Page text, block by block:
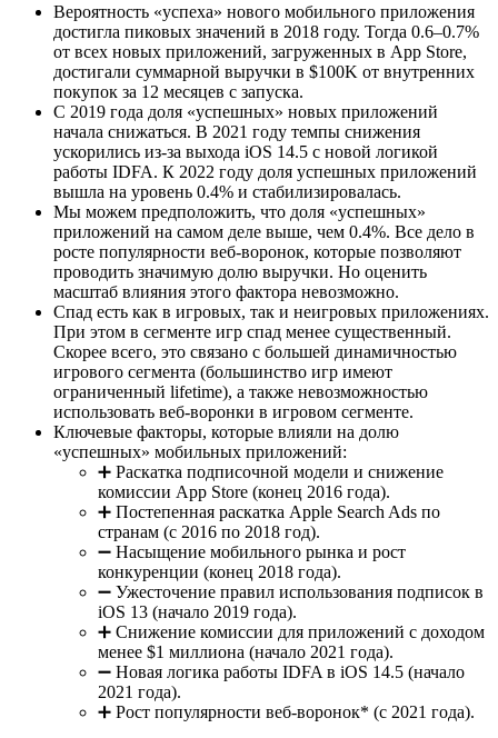
Вероятность «успеха» нового мобильного приложения
достигла пиковых значений в 2018 году. Тогда 0.6–0.7%
от всех новых приложений, загруженных в App Store,
достигали суммарной выручки в $100K от внутренних
покупок за 12 месяцев с запуска.
С 2019 года доля «успешных» новых приложений
начала снижаться. В 2021 году темпы снижения
ускорились из-за выхода iOS 14.5 с новой логикой
работы IDFA. К 2022 году доля успешных приложений
вышла на уровень 0.4% и стабилизировалась.
Мы можем предположить, что доля «успешных»
приложений на самом деле выше, чем 0.4%. Все дело в
росте популярности веб-воронок, которые позволяют
проводить значимую долю выручки. Но оценить
масштаб влияния этого фактора невозможно.
Спад есть как в игровых, так и неигровых приложениях.
При этом в сегменте игр спад менее существенный.
Скорее всего, это связано с большей динамичностью
игрового сегмента (большинство игр имеют
ограниченный lifetime), а также невозможностью
использовать веб-воронки в игровом сегменте.
Ключевые факторы, которые влияли на долю
«успешных» мобильных приложений:
➕ Раскатка подписочной модели и снижение
комиссии App Store (конец 2016 года).
➕ Постепенная раскатка Apple Search Ads по
странам (с 2016 по 2018 год).
➖ Насыщение мобильного рынка и рост
конкуренции (конец 2018 года).
➖ Ужесточение правил использования подписок в
iOS 13 (начало 2019 года).
➕ Снижение комиссии для приложений с доходом
менее $1 миллиона (начало 2021 года).
➖ Новая логика работы IDFA в iOS 14.5 (начало
2021 года).
➕ Рост популярности веб-воронок* (с 2021 года).